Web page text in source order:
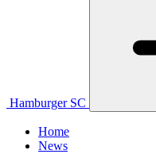
Hamburger SC
Home
News